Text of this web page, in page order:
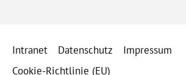
Intranet Datenschutz
Impressum
Cookie-Richtlinie (EU)